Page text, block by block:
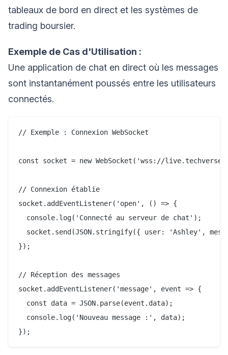
tableaux de bord en direct et les systèmes de
trading boursier.
Exemple de Cas d'Utilisation :
Une application de chat en direct où les messages
sont instantanément poussés entre les utilisateurs
connectés.
// Exemple : Connexion WebSocket
const socket = new WebSocket('wss://
// Connexion établie
socket.addEventListener('open', () => {
  console.log('Connecté au serveur de chat');
socket.send(JSON.stringify({ user: 'Ashley',
});
// Réception des messages
socket.addEventListener('message', event => {
  const data = JSON.parse(event.data);
  console.log('Nouveau message :', data);